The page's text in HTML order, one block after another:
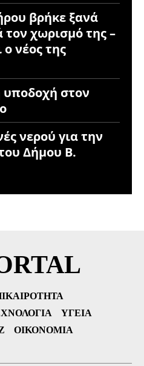
βρήκε ξανά
τον χωρισμό της –
ο νέος της
στον
νερού για την
Δήμου Β.
ΥΓΕΊΑ
ΟΙΚΟΝΟΜΊΑ